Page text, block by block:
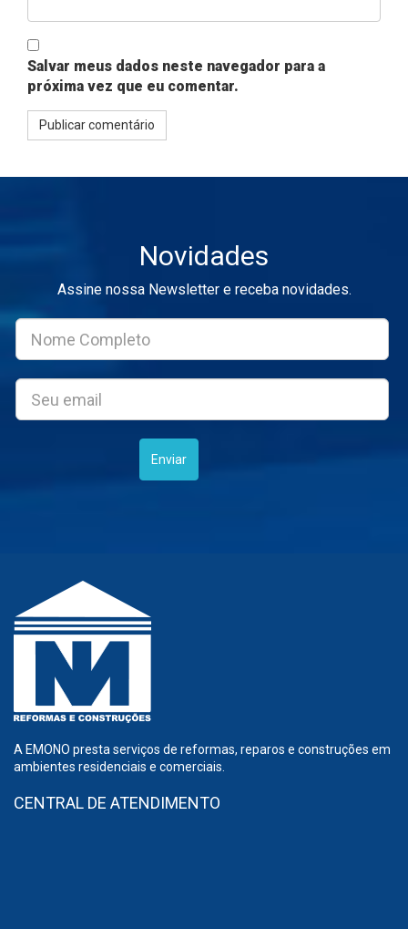
Salvar meus dados neste navegador para a
próxima vez que eu comentar.
Novidades
Assine nossa Newsletter e receba novidades.
A EMONO presta serviços de reformas, reparos e construções em
ambientes residenciais e comerciais.
CENTRAL DE ATENDIMENTO